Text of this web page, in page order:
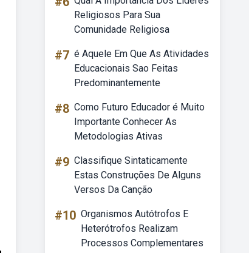
Religiosos Para Sua
Comunidade Religiosa
#7 é Aquele Em Que As Atividades
Educacionais Sao Feitas
Predominantemente
#8 Como Futuro Educador é Muito
Importante Conhecer As
Metodologias Ativas
#9 Classifique Sintaticamente
Estas Construções De Alguns
Versos Da Canção
#10 Organismos Autótrofos E
Heterótrofos Realizam
Processos Complementares